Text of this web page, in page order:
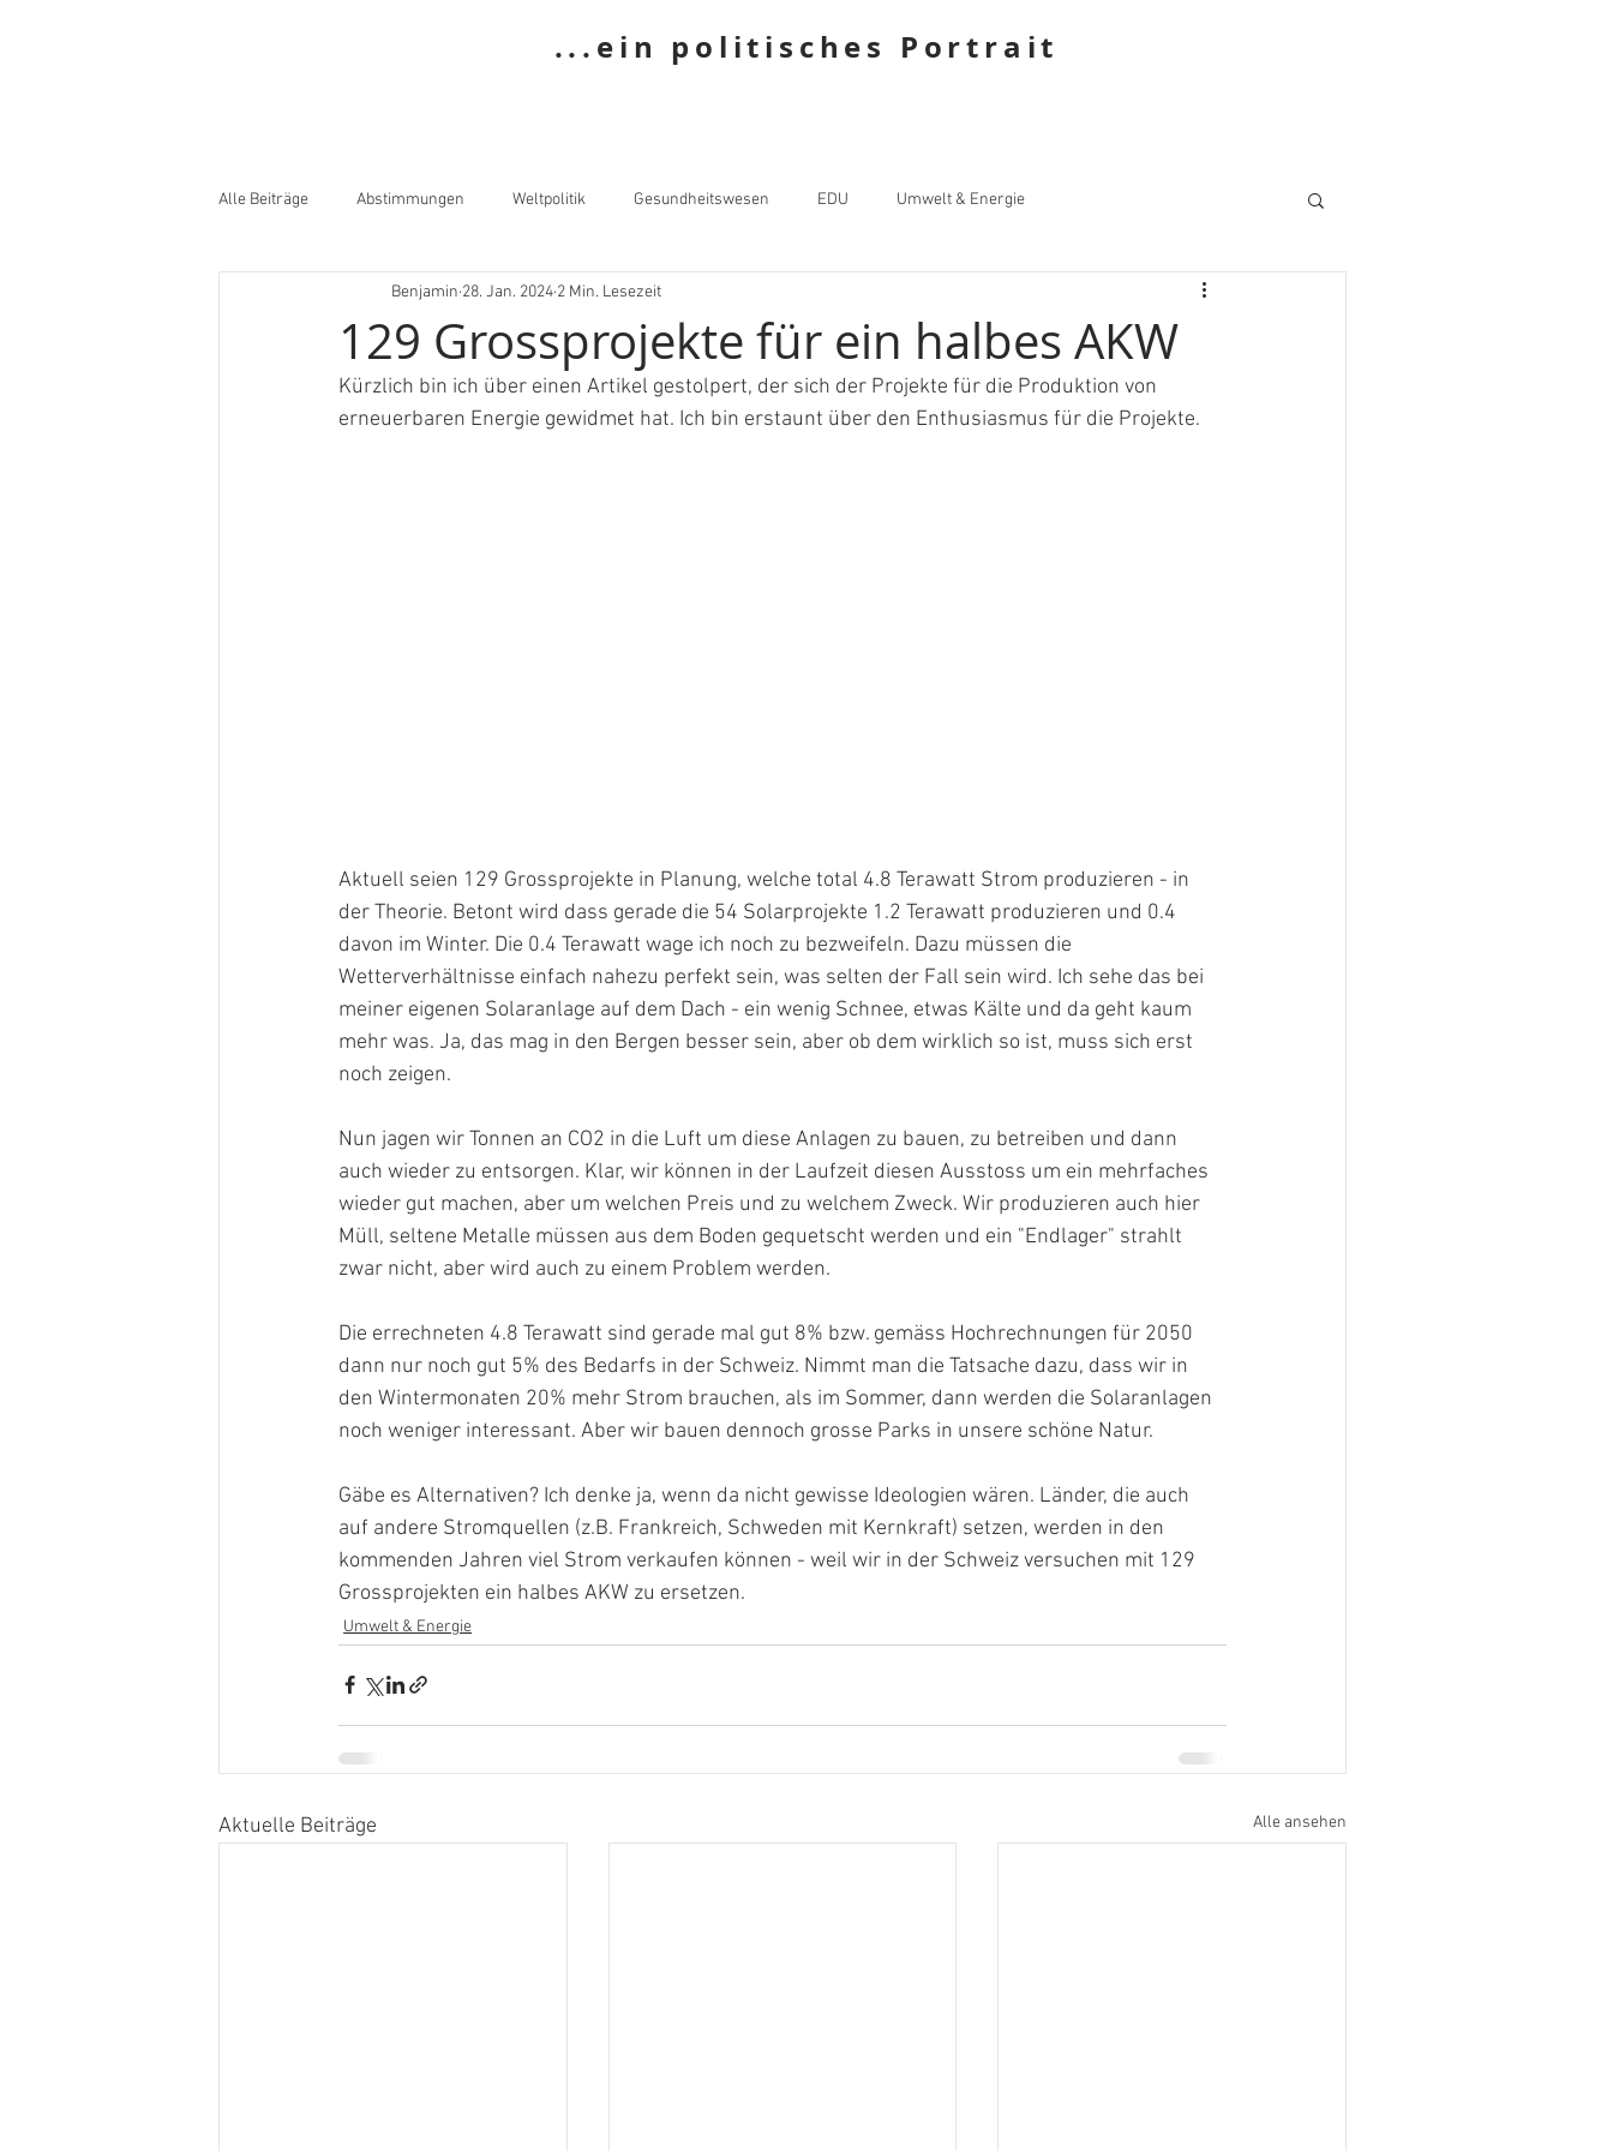
...ein politisches Portrait
Alle Beiträge Abstimmungen Weltpolitik Gesundheitswesen EDU Umwelt & Energie
129 Grossprojekte für ein halbes AKW
Benjamin 28. Jan. 2024 2 Min. Lesezeit
Kürzlich bin ich über einen Artikel gestolpert, der sich der Projekte für die Produktion von
erneuerbaren Energie gewidmet hat. Ich bin erstaunt über den Enthusiasmus für die Projekte.
Aktuell seien 129 Grossprojekte in Planung, welche total 4.8 Terawatt Strom produzieren - in
der Theorie. Betont wird dass gerade die 54 Solarprojekte 1.2 Terawatt produzieren und 0.4
davon im Winter. Die 0.4 Terawatt wage ich noch zu bezweifeln. Dazu müssen die
Wetterverhältnisse einfach nahezu perfekt sein, was selten der Fall sein wird. Ich sehe das bei
meiner eigenen Solaranlage auf dem Dach - ein wenig Schnee, etwas Kälte und da geht kaum
mehr was. Ja, das mag in den Bergen besser sein, aber ob dem wirklich so ist, muss sich erst
noch zeigen.
Nun jagen wir Tonnen an CO2 in die Luft um diese Anlagen zu bauen, zu betreiben und dann
auch wieder zu entsorgen. Klar, wir können in der Laufzeit diesen Ausstoss um ein mehrfaches
wieder gut machen, aber um welchen Preis und zu welchem Zweck. Wir produzieren auch hier
Müll, seltene Metalle müssen aus dem Boden gequetscht werden und ein "Endlager" strahlt
zwar nicht, aber wird auch zu einem Problem werden.
Die errechneten 4.8 Terawatt sind gerade mal gut 8% bzw. gemäss Hochrechnungen für 2050
dann nur noch gut 5% des Bedarfs in der Schweiz. Nimmt man die Tatsache dazu, dass wir in
den Wintermonaten 20% mehr Strom brauchen, als im Sommer, dann werden die Solaranlagen
noch weniger interessant. Aber wir bauen dennoch grosse Parks in unsere schöne Natur.
Gäbe es Alternativen? Ich denke ja, wenn da nicht gewisse Ideologien wären. Länder, die auch
auf andere Stromquellen (z.B. Frankreich, Schweden mit Kernkraft) setzen, werden in den
kommenden Jahren viel Strom verkaufen können - weil wir in der Schweiz versuchen mit 129
Grossprojekten ein halbes AKW zu ersetzen.
Umwelt & Energie
Aktuelle Beiträge Alle ansehen